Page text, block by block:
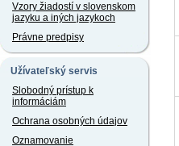
Vzory žiadostí v slovenskom
jazyku a iných jazykoch
Právne predpisy
Užívateľský servis
Slobodný prístup k
informáciám
Ochrana osobných údajov
Oznamovanie